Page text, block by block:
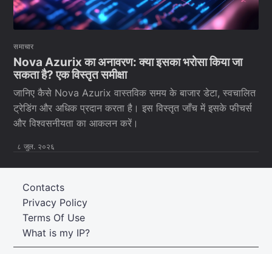
समाचार
Nova Azurix का अनावरण: क्या इसका भरोसा किया जा
सकता है? एक विस्तृत समीक्षा
जानिए कैसे Nova Azurix वास्तविक समय के बाजार डेटा, स्वचालित
ट्रेडिंग और अधिक प्रदान करता है। इस विस्तृत जाँच में इसके फीचर्स
और विश्वसनीयता का आकलन करें।
८ जुल. २०२६
What is my IP?
Terms Of Use
Privacy Policy
Contacts